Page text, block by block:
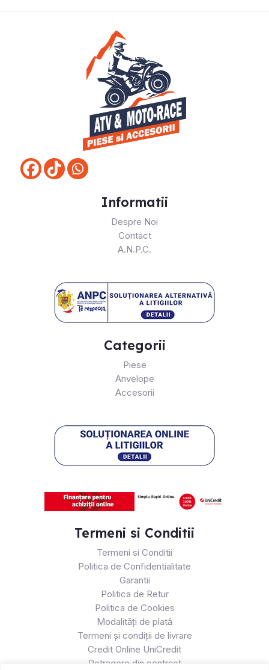
Informatii
Despre Noi
Contact
A.N.P.C.
Categorii
Piese
Anvelope
Accesorii
Termeni si Conditii
Termeni si Conditii
Politica de Confidentialitate
Garantii
Politica de Retur
Politica de Cookies
Modalități de plată
Termeni și condiții de livrare
Credit Online UniCredit
Retragere din contract